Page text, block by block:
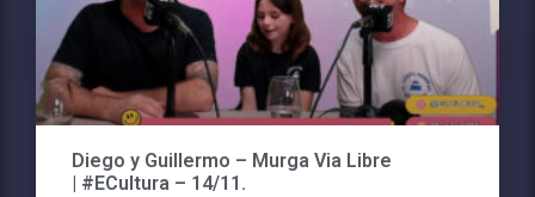
Diego y Guillermo – Murga Via Libre
| #ECultura – 14/11.